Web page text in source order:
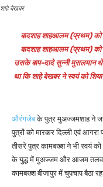
शाहे बेखबर
बादशाह शाहआलम (प्रथम) को
बादशाह शाहआलम (प्रथम) को
उसके बाप-दादे सुन्नी मुसलमान
था कि शाहे बेखबर ने स्वयं को
औरंगजेबके पुत्र मुअज्जमशाह ने
पुत्रों को मारकर दिल्ली एवं
तीसरे पुत्र कामबख्श ने भी स्वयं को
के युद्ध में मुअज्जम और आजम
कामबख्श बीजापुर में चुपचाप बैठा